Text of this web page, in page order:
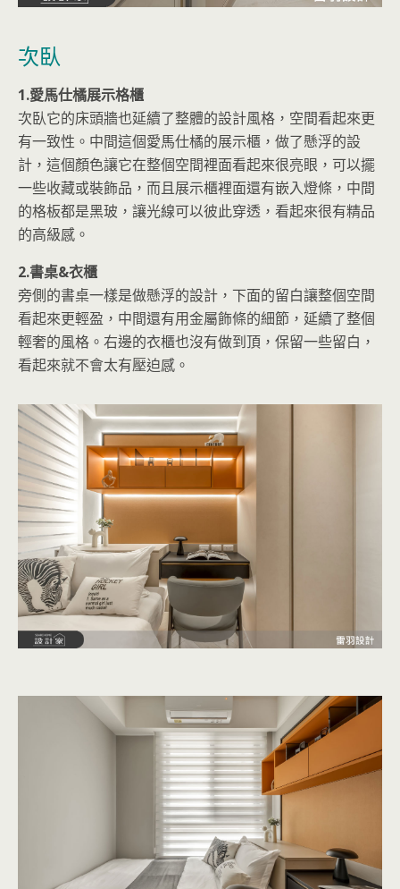
次臥
1.愛馬仕橘展示格櫃
次臥它的床頭牆也延續了整體的設計風格，空間看起來更
有一致性。中間這個愛馬仕橘的展示櫃，做了懸浮的設
計，這個顏色讓它在整個空間裡面看起來很亮眼，可以擺
一些收藏或裝飾品，而且展示櫃裡面還有嵌入燈條，中間
的格板都是黑玻，讓光線可以彼此穿透，看起來很有精品
的高級感。
2.書桌&衣櫃
旁側的書桌一樣是做懸浮的設計，下面的留白讓整個空間
看起來更輕盈，中間還有用金屬飾條的細節，延續了整個
輕奢的風格。右邊的衣櫃也沒有做到頂，保留一些留白，
看起來就不會太有壓迫感。